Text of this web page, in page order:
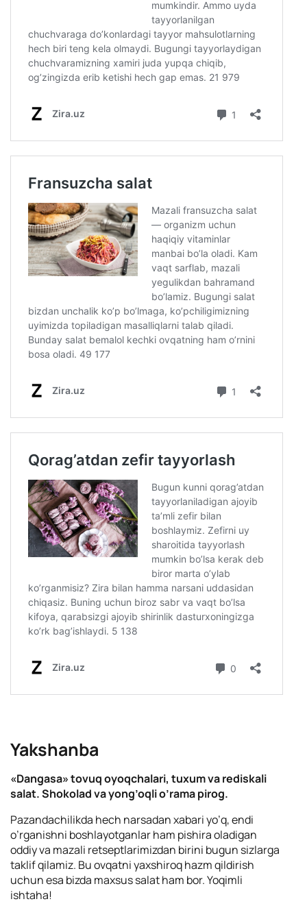
Yakshanba
«Dangasa» tovuq oyoqchalari, tuxum va rediskali
salat. Shokolad va yong’oqli o’rama pirog.
Pazandachilikda hech narsadan xabari yo’q, endi
o’rganishni boshlayotganlar ham pishira oladigan
oddiy va mazali retseptlarimizdan birini bugun sizlarga
taklif qilamiz. Bu ovqatni yaxshiroq hazm qildirish
uchun esa bizda maxsus salat ham bor. Yoqimli
ishtaha!